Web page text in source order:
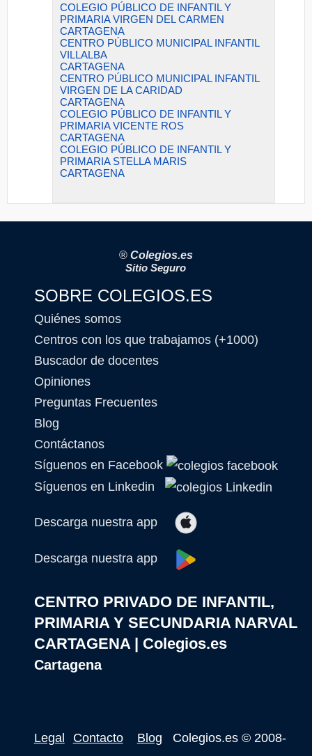
COLEGIO PÚBLICO DE INFANTIL Y
PRIMARIA VIRGEN DEL CARMEN
CARTAGENA
CENTRO PÚBLICO MUNICIPAL INFANTIL
VILLALBA
CARTAGENA
CENTRO PÚBLICO MUNICIPAL INFANTIL
VIRGEN DE LA CARIDAD
CARTAGENA
COLEGIO PÚBLICO DE INFANTIL Y
PRIMARIA VICENTE ROS
CARTAGENA
COLEGIO PÚBLICO DE INFANTIL Y
PRIMARIA STELLA MARIS
CARTAGENA
® Colegios.es
Sitio Seguro
SOBRE COLEGIOS.ES
Quiénes somos
Centros con los que trabajamos (+1000)
Buscador de docentes
Opiniones
Preguntas Frecuentes
Blog
Contáctanos
Síguenos en Facebook
Síguenos en Linkedin
Descarga nuestra app
Descarga nuestra app
CENTRO PRIVADO DE INFANTIL,
PRIMARIA Y SECUNDARIA NARVAL
CARTAGENA | Colegios.es
Cartagena
Legal Contacto Blog Colegios.es© 2008-